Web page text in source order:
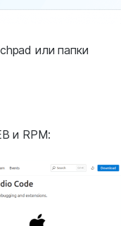
или папки
и RPM: